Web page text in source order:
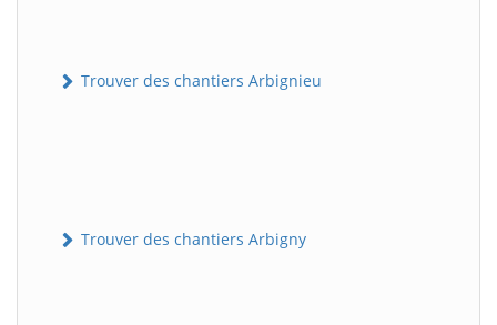
Trouver des chantiers Arbignieu
Trouver des chantiers Arbigny